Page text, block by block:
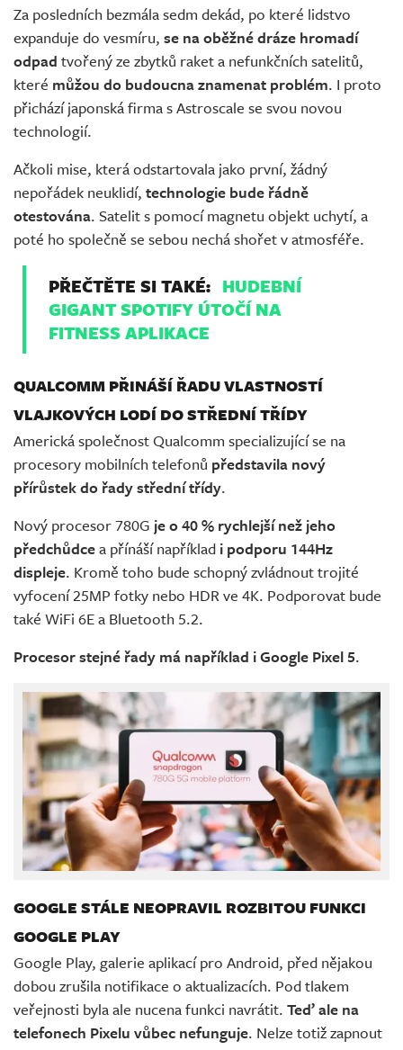
Za posledních bezmála sedm dekád, po které lidstvo
expanduje do vesmíru, se na oběžné dráze hromadí
odpad tvořený ze zbytků raket a nefunkčních satelitů,
které můžou do budoucna znamenat problém. I proto
přichází japonská firma s Astroscale se svou novou
technologií.
Ačkoli mise, která odstartovala jako první, žádný
nepořádek neuklidí, technologie bude řádně
otestována. Satelit s pomocí magnetu objekt uchytí, a
poté ho společně se sebou nechá shořet v atmosféře.
PŘEČTĚTE SI TAKÉ: HUDEBNÍ
GIGANT SPOTIFY ÚTOČÍ NA
FITNESS APLIKACE
QUALCOMM PŘINÁŠÍ ŘADU VLASTNOSTÍ
VLAJKOVÝCH LODÍ DO STŘEDNÍ TŘÍDY
Americká společnost Qualcomm specializující se na
procesory mobilních telefonů představila nový
přírůstek do řady střední třídy.
Nový procesor 780G je o 40 % rychlejší než jeho
předchůdcea přínáší například i podporu 144Hz
displeje. Kromě toho bude schopný zvládnout trojité
vyfocení 25MP fotky nebo HDR ve 4K. Podporovat bude
také WiFi 6E a Bluetooth 5.2.
Procesor stejné řady má například i Google Pixel 5.
GOOGLE STÁLE NEOPRAVIL ROZBITOU FUNKCI
GOOGLE PLAY
Google Play, galerie aplikací pro Android, před nějakou
dobou zrušila notifikace o aktualizacích. Pod tlakem
veřejnosti byla ale nucena funkci navrátit. Teď ale na
telefonech Pixelu vůbec nefunguje. Nelze totiž zapnout